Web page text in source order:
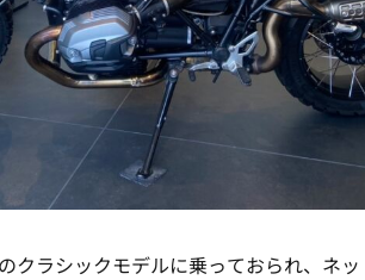
クラシックモデルに乗っておられ、ネ